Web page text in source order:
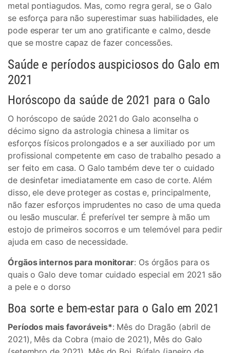
metal pontiagudos. Mas, como regra geral, se o Galo
se esforça para não superestimar suas habilidades, ele
pode esperar ter um ano gratificante e calmo, desde
que se mostre capaz de fazer concessões.
Saúde e períodos auspiciosos do Galo em
2021
Horóscopo da saúde de 2021 para o Galo
O horóscopo de saúde 2021 do Galo aconselha o
décimo signo da astrologia chinesa a limitar os
esforços físicos prolongados e a ser auxiliado por um
profissional competente em caso de trabalho pesado a
ser feito em casa. O Galo também deve ter o cuidado
de desinfetar imediatamente em caso de corte. Além
disso, ele deve proteger as costas e, principalmente,
não fazer esforços imprudentes no caso de uma queda
ou lesão muscular. É preferível ter sempre à mão um
estojo de primeiros socorros e um telemóvel para pedir
ajuda em caso de necessidade.
Órgãos internos para monitorar: Os órgãos para os
quais o Galo deve tomar cuidado especial em 2021 são
a pele e o dorso
Boa sorte e bem-estar para o Galo em 2021
Períodos mais favoráveis*: Mês do Dragão (abril de
2021), Mês da Cobra (maio de 2021), Mês do Galo